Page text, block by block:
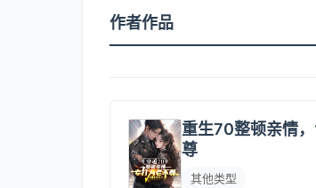
作者作品
重生70整顿亲情
尊
其他类型